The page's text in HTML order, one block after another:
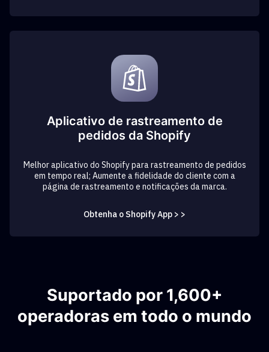
Aplicativo de rastreamento de
pedidos da Shopify
Melhor aplicativo do Shopify para rastreamento de pedidos
em tempo real; Aumente a fidelidade do cliente com a
página de rastreamento e notificações da marca.
Obtenha o Shopify App > >
Suportado por 1,600+
operadoras em todo o mundo